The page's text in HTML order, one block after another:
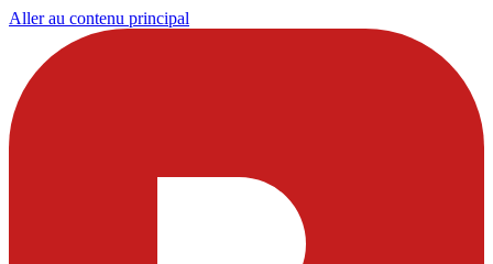
Aller au contenu principal